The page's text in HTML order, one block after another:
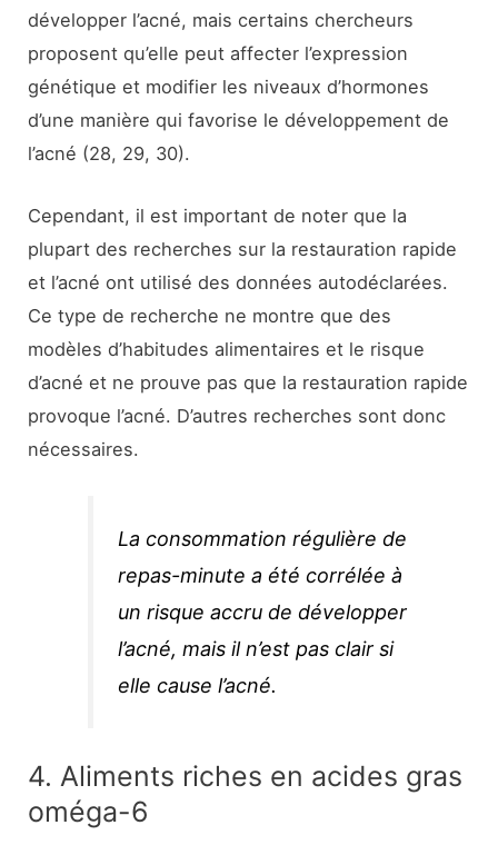
développer l’acné, mais certains chercheurs
proposent qu’elle peut affecter l’expression
génétique et modifier les niveaux d’hormones
d’une manière qui favorise le développement de
l’acné (28, 29, 30).
Cependant, il est important de noter que la
plupart des recherches sur la restauration rapide
et l’acné ont utilisé des données autodéclarées.
Ce type de recherche ne montre que des
modèles d’habitudes alimentaires et le risque
d’acné et ne prouve pas que la restauration rapide
provoque l’acné. D’autres recherches sont donc
nécessaires.
La consommation régulière de
repas-minute a été corrélée à
un risque accru de développer
l’acné, mais il n’est pas clair si
elle cause l’acné.
4. Aliments riches en acides gras
oméga-6